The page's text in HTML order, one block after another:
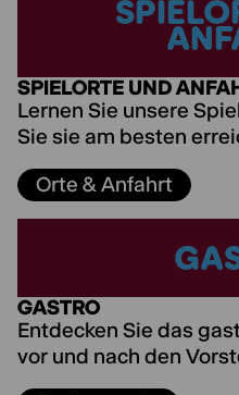
SPIELORTE UND
Lernen Sie unsere
Sie sie am besten
Orte & Anfahrt
GASTRO
Entdecken Sie das
vor und nach den